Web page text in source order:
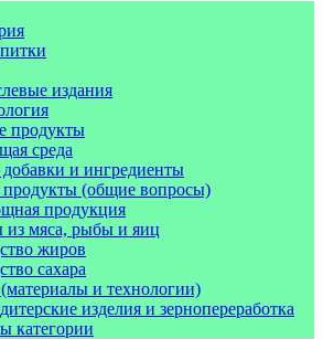
издания
продукты
среда
и ингредиенты
(общие вопросы)
продукция
из мяса, рыбы и яиц
жиров
сахара
и технологии)
изделия и зернопереработка
категории